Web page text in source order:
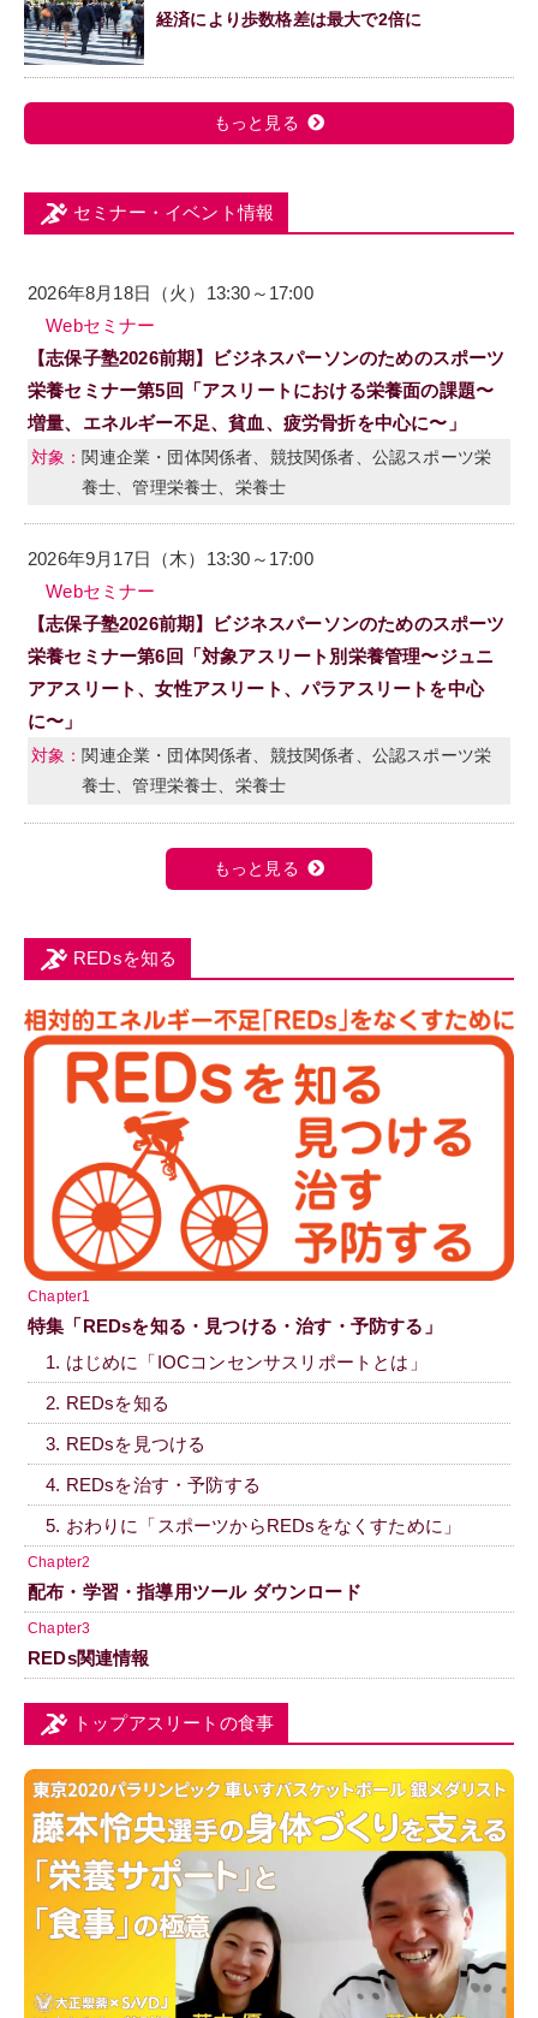
経済により歩数格差は最大で2倍に
もっと見る
セミナー・イベント情報
2026年8月18日（火）13:30～17:00
Webセミナー
【志保子塾2026前期】ビジネスパーソンのためのスポーツ
栄養セミナー第5回「アスリートにおける栄養面の課題〜
増量、エネルギー不足、貧血、疲労骨折を中心に〜」
関連企業・団体関係者、競技関係者、公認スポーツ栄
養士、管理栄養士、栄養士
2026年9月17日（木）13:30～17:00
Webセミナー
【志保子塾2026前期】ビジネスパーソンのためのスポーツ
栄養セミナー第6回「対象アスリート別栄養管理〜ジュニ
アアスリート、女性アスリート、パラアスリートを中心
に〜」
関連企業・団体関係者、競技関係者、公認スポーツ栄
養士、管理栄養士、栄養士
もっと見る
REDsを知る
Chapter1
特集「REDsを知る・見つける・治す・予防する」
1. はじめに「IOCコンセンサスリポートとは」
2. REDsを知る
3. REDsを見つける
4. REDsを治す・予防する
5. おわりに「スポーツからREDsをなくすために」
Chapter2
配布・学習・指導用ツール ダウンロード
Chapter3
REDs関連情報
トップアスリートの食事